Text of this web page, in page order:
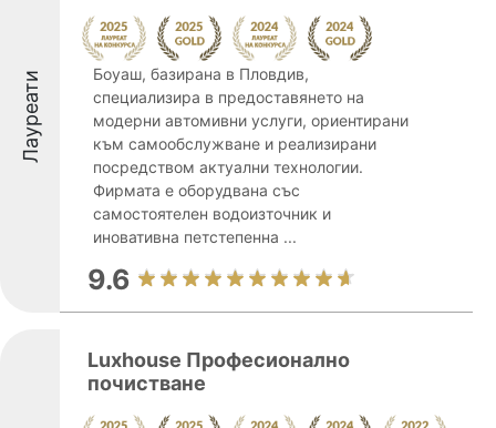
Лауреати
Боуаш, базирана в Пловдив,
специализира в предоставянето на
модерни автомивни услуги, ориентирани
към самообслужване и реализирани
посредством актуални технологии.
Фирмата е оборудвана със
самостоятелен водоизточник и
иновативна петстепенна ...
9.6
Luxhouse Професионално
почистване